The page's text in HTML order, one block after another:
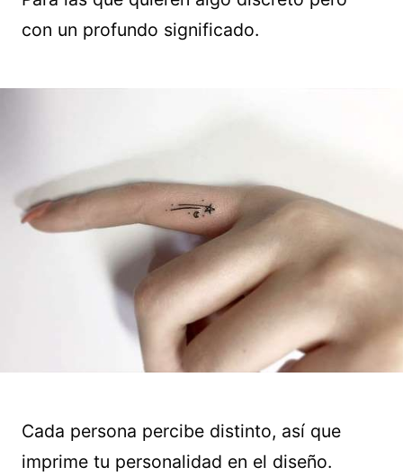
con un profundo significado.
Cada persona percibe distinto, así que
imprime tu personalidad en el diseño.